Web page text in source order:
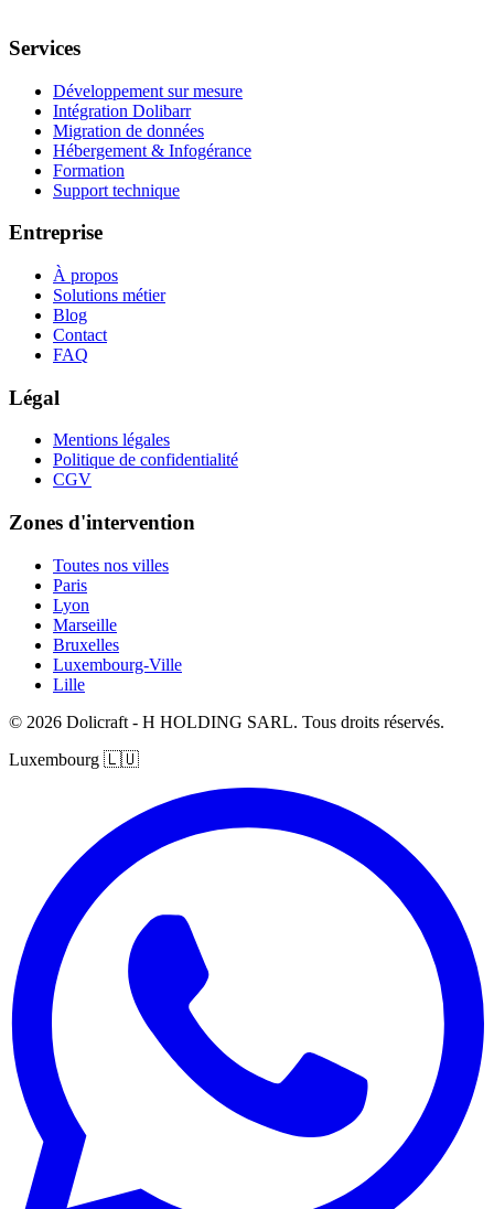
Services
Développement sur mesure
Intégration Dolibarr
Migration de données
Hébergement & Infogérance
Formation
Support technique
Entreprise
À propos
Solutions métier
Blog
Contact
FAQ
Légal
Mentions légales
Politique de confidentialité
CGV
Zones d'intervention
Toutes nos villes
Paris
Lyon
Marseille
Bruxelles
Luxembourg-Ville
Lille
© 2026 Dolicraft - H HOLDING SARL. Tous droits réservés.
Luxembourg 🇱🇺